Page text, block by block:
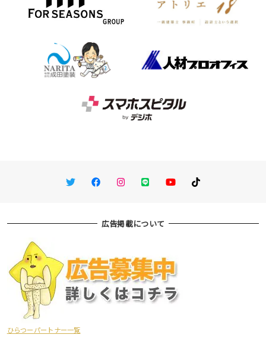
TwitterFacebookInstagram
LINE You TubeTikTok
広告掲載について
ひらつーパートナー一覧